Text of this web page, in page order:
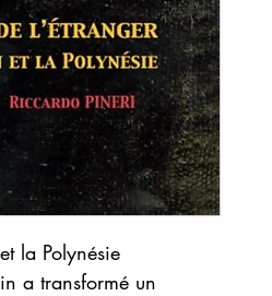
la Polynésie
a transformé un